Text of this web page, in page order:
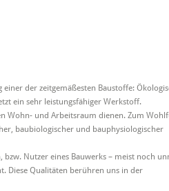
der zeitgemäßesten Baustoffe:
ein sehr leistungsfähiger Werkstoff.
Wohn- und Arbeitsraum dienen. Zum
baubiologischer und bauphysiologischer
Nutzer eines Bauwerks – meist noch
Diese Qualitäten berühren uns in der